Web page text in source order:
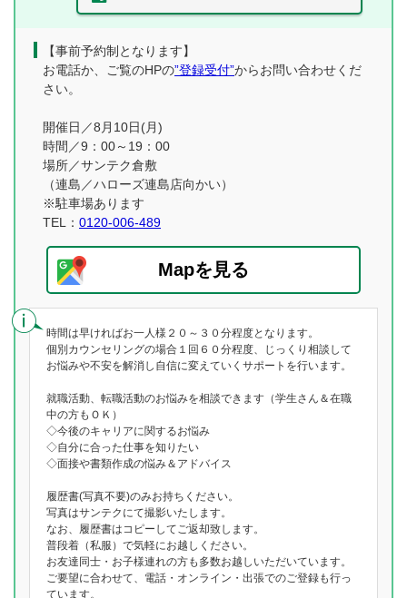
【事前予約制となります】
お電話か、ご覧のHPの”登録受付”からお問い合わせくだ
さい。
開催日／8月10日(月)
時間／9：00～19：00
場所／サンテク倉敷
（連島／ハローズ連島店向かい）
※駐車場あります
TEL： 0120-006-489
Mapを見る
時間は早ければお一人様２０～３０分程度となります。
個別カウンセリングの場合１回６０分程度、じっくり相談して
お悩みや不安を解消し自信に変えていくサポートを行います。
就職活動、転職活動のお悩みを相談できます（学生さん＆在職
中の方もＯＫ）
◇今後のキャリアに関するお悩み
◇自分に合った仕事を知りたい
◇面接や書類作成の悩み＆アドバイス
履歴書(写真不要)のみお持ちください。
写真はサンテクにて撮影いたします。
なお、履歴書はコピーしてご返却致します。
普段着（私服）で気軽にお越しください。
お友達同士・お子様連れの方も多数お越しいただいています。
ご要望に合わせて、電話・オンライン・出張でのご登録も行っ
ています。